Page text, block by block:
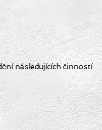
až po
následujících činností